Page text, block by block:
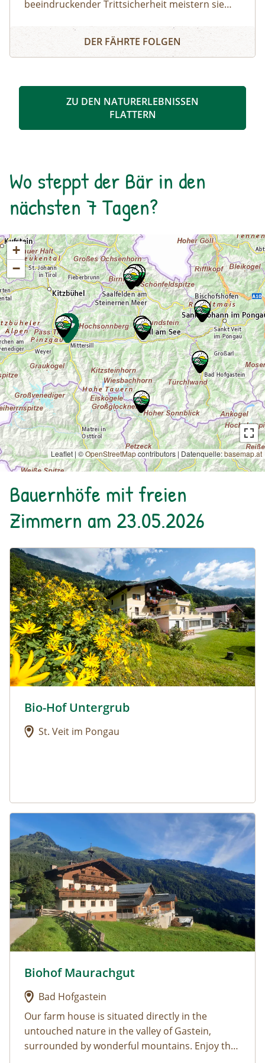
beeindruckender Trittsicherheit meistern sie
Sprünge und liefern sich spannende Kämpfe auf
schmalen Graten. Die Beobachtung dieser
König der Alpen - Steinbockbeobachtung
DER FÄHRTE FOLGEN
ZU DEN NATURERLEBNISSEN
FLATTERN
Wo steppt der Bär in den
nächsten 7 Tagen?
+
−
Leaflet | ©OpenStreetMapcontributors | Datenquelle:basemap.at
Bauernhöfe mit freien
Zimmern am 23.05.2026
Urlaub am Bauernhof: Bio-Hof Untergrub
Urlaub am Bauernhof: Bio-Hof Untergrub
Bio-Hof Untergrub
St. Veit im Pongau
Urlaub am Bauernhof: Biohof Maurachgut
Urlaub am Bauernhof: Biohof Maurachgut
Biohof Maurachgut
Bad Hofgastein
Our farm house is situated directly in the
untouched nature in the valley of Gastein,
surrounded by wonderful mountains. Enjoy the